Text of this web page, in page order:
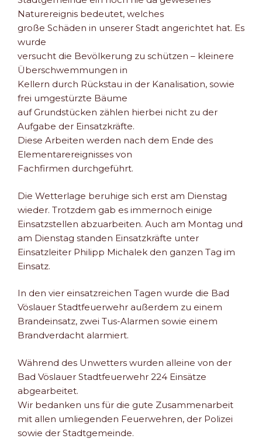
Naturereignis bedeutet, welches
große Schäden in unserer Stadt angerichtet hat. Es
wurde
versucht die Bevölkerung zu schützen – kleinere
Überschwemmungen in
Kellern durch Rückstau in der Kanalisation, sowie
frei umgestürzte Bäume
auf Grundstücken zählen hierbei nicht zu der
Aufgabe der Einsatzkräfte.
Diese Arbeiten werden nach dem Ende des
Elementarereignisses von
Fachfirmen durchgeführt.
Die Wetterlage beruhige sich erst am Dienstag
wieder. Trotzdem gab es immernoch einige
Einsatzstellen abzuarbeiten. Auch am Montag und
am Dienstag standen Einsatzkräfte unter
Einsatzleiter Philipp Michalek den ganzen Tag im
Einsatz.
In den vier einsatzreichen Tagen wurde die Bad
Vöslauer Stadtfeuerwehr außerdem zu einem
Brandeinsatz, zwei Tus-Alarmen sowie einem
Brandverdacht alarmiert.
Während des Unwetters wurden alleine von der
Bad Vöslauer Stadtfeuerwehr 224 Einsätze
abgearbeitet.
Wir bedanken uns für die gute Zusammenarbeit
mit allen umliegenden Feuerwehren, der Polizei
sowie der Stadtgemeinde.